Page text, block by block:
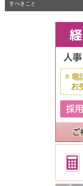
すべきこと